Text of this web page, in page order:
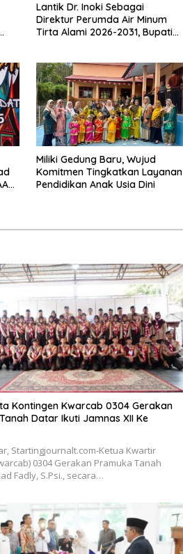
Lantik Dr. Inoki Sebagai
Direktur Perumda Air Minum
Tirta Alami 2026-2031, Bupati
Fakta Integritas Berdasarkan
Visi dan Misi
Miliki Gedung Baru, Wujud
Komitmen Tingkatkan Layanan
Pendidikan Anak Usia Dini
Kontingen Kwarcab 0304 Gerakan
Datar Ikuti Jamnas XII Ke
Startingjournalt.com-Ketua Kwartir
0304 Gerakan Pramuka Tanah
Fadly, S.Psi., secara…